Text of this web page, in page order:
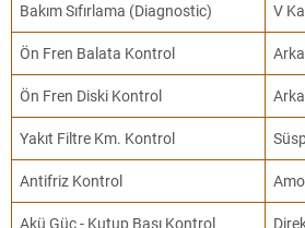
Bakım Sıfırlama (Diagnostic) V
Ön Fren Balata Kontrol
Ön Fren Diski Kontrol
Yakıt Filtre Km. Kontrol
Antifriz Kontrol
Akü Güç - Kutup Başı Kontrol